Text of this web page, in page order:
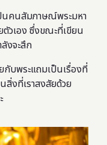
นคนสัมภาษณ์พระมหา
วเอง ซึ่งขณะที่เขียน
งจะสึก
บพระแถมเป็นเรื่องที่
สิ่งที่เราสงสัยด้วย